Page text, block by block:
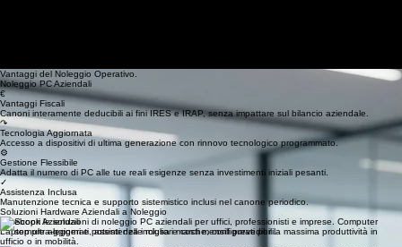
Vantaggi del Noleggio Operativo.
Noleggio PC Aziendali
€
Vantaggi Fiscali
Canoni interamente deducibili ai fini IRES e IRAP, senza impattare sul bilancio aziendale.
↷
Tecnologia Aggiornata
Accesso a dispositivi di ultima generazione con rinnovo tecnologico programmato.
⚙
Gestione Flessibile
Adatta il numero di PC alle tue reali esigenze senza investimenti iniziali pesanti.
✓
Assistenza Inclusa
Manutenzione tecnica e supporto sistemistico inclusi nel canone periodico.
Soluzioni Hardware Aziendali a Noleggio
Notebook Aziendali
Laptop ultra-leggeri e potenti delle migliori marche, configurati per la massima produttività in
ufficio o in mobilità.